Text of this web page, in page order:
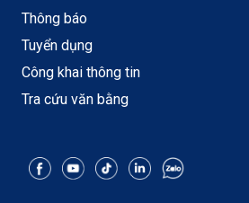
Thông báo
Tuyển dụng
Công khai thông tin
Tra cứu văn bằng